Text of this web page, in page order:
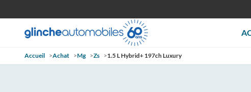
Accueil >Achat >Mg >Zs >1.5 L Hybrid+ 197ch Luxury